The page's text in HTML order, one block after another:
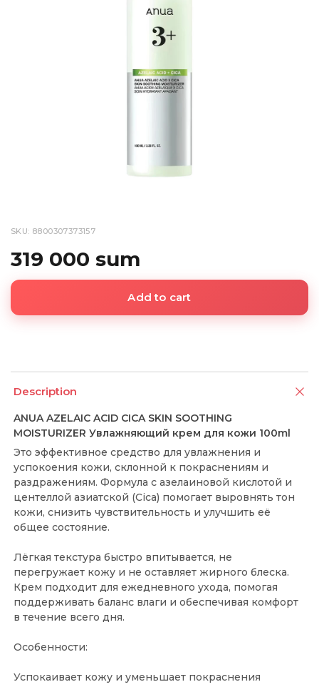
SKU: 8800307373157
319 000 sum
Add to cart
Description
ANUA AZELAIC ACID CICA SKIN SOOTHING
MOISTURIZER Увлажняющий крем для кожи 100ml
Это эффективное средство для увлажнения и
успокоения кожи, склонной к покраснениям и
раздражениям. Формула с азелаиновой кислотой и
центеллой азиатской (Cica) помогает выровнять тон
кожи, снизить чувствительность и улучшить её
общее состояние.
Лёгкая текстура быстро впитывается, не
перегружает кожу и не оставляет жирного блеска.
Крем подходит для ежедневного ухода, помогая
поддерживать баланс влаги и обеспечивая комфорт
в течение всего дня.
Особенности:
Успокаивает кожу и уменьшает покраснения